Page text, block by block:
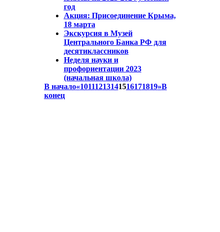
год
Акция: Присоединение Крыма,
18 марта
Экскурсия в Музей
Центрального Банка РФ для
десятиклассников
Неделя науки и
профориентации 2023
(начальная школа)
В начало«10111213141516171819»В
конец